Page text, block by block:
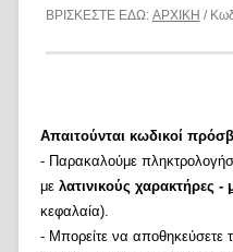
ΒΡΙΣΚΕΣΤΕ ΕΔΩ: ΑΡΧΙΚΗ /
Απαιτούνται κωδικοί
- Παρακαλούμε
με λατινικούς χαρακτήρες -
κεφαλαία).
- Μπορείτε να αποθηκεύσετε